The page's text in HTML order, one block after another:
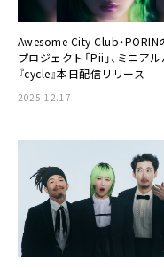
Awesome City Club・PORIN
プロジェクト「Pii」、ミニア
『cycle』本日配信リリース
2025.12.17